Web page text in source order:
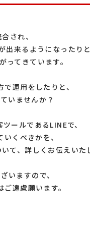
され、
来るようになったりと
ってきています。
運用をしたりと、
いませんか？
ールであるLINEで、
くべきかを、
て、詳しくお伝えいた
いますので、
遠慮願います。